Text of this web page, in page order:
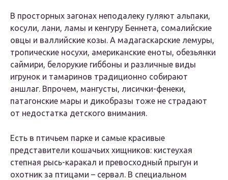
В просторных загонах неподалеку гуляют альпаки,
косули, лани, ламы и кенгуру Беннета, сомалийские
овцы и валлийские козы. А мадагаскарские лемуры,
тропические носухи, американские еноты, обезьянки
саймири, белорукие гиббоны и различные виды
игрунок и тамаринов традиционно собирают
аншлаг. Впрочем, мангусты, лисички-фенеки,
патагонские мары и дикобразы тоже не страдают
от недостатка детского внимания.
Есть в птичьем парке и самые красивые
представители кошачьих хищников: кистеухая
степная рысь-каракал и превосходный прыгун и
охотник за птицами – сервал. В специальном